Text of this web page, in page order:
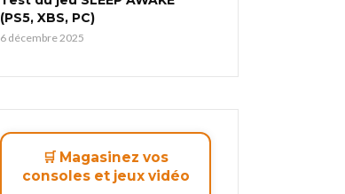
(PS5, XBS, PC)
6 décembre 2025
🛒 Magasinez vos
consoles et jeux vidéo